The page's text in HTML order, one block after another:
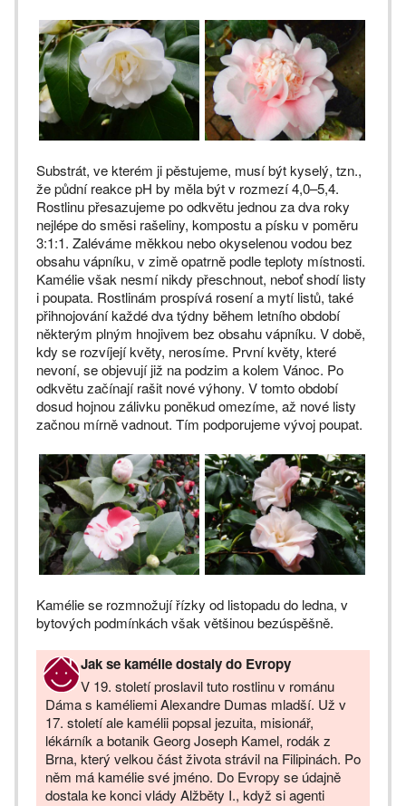
Substrát, ve kterém ji pěstujeme, musí být kyselý, tzn.,
že půdní reakce pH by měla být v rozmezí 4,0–5,4.
Rostlinu přesazujeme po odkvětu jednou za dva roky
nejlépe do směsi rašeliny, kompostu a písku v poměru
3:1:1. Zaléváme měkkou nebo okyselenou vodou bez
obsahu vápníku, v zimě opatrně podle teploty místnosti.
Kamélie však nesmí nikdy přeschnout, neboť shodí listy
i poupata. Rostlinám prospívá rosení a mytí listů, také
přihnojování každé dva týdny během letního období
některým plným hnojivem bez obsahu vápníku. V době,
kdy se rozvíjejí květy, nerosíme. První květy, které
nevoní, se objevují již na podzim a kolem Vánoc. Po
odkvětu začínají rašit nové výhony. V tomto období
dosud hojnou zálivku poněkud omezíme, až nové listy
začnou mírně vadnout. Tím podporujeme vývoj poupat.
Kamélie se rozmnožují řízky od listopadu do ledna, v
bytových podmínkách však většinou bezúspěšně.
Jak se kamélie dostaly do Evropy
V 19. století proslavil tuto rostlinu v románu
Dáma s kaméliemi Alexandre Dumas mladší. Už v
17. století ale kamélii popsal jezuita, misionář,
lékárník a botanik Georg Joseph Kamel, rodák z
Brna, který velkou část života strávil na Filipinách. Po
něm má kamélie své jméno. Do Evropy se údajně
dostala ke konci vlády Alžběty I., když si agenti